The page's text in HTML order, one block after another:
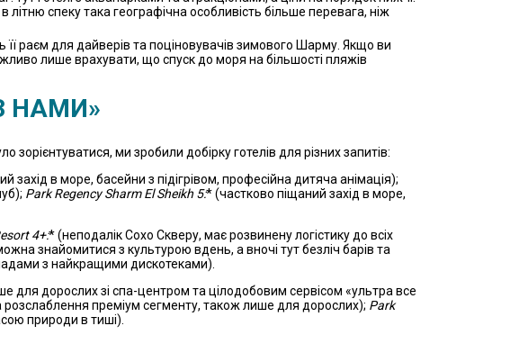
літню спеку така географічна особливість більше перевага, ніж
її раєм для дайверів та поціновувачів зимового Шарму. Якщо ви
лише врахувати, що спуск до моря на більшості пляжів
НАМИ»
ми зробили добірку готелів для різних запитів:
захід в море, басейни з підігрівом, професійна дитяча анімація);
Park Regency Sharm El Sheikh 5:* (частково піщаний захід в море,
4+:* (неподалік Сохо Скверу, має розвинену логістику до всіх
знайомитися з культурою вдень, а вночі тут безліч барів та
з найкращими дискотеками).
для дорослих зі спа-центром та цілодобовим сервісом «ультра все
преміум сегменту, також лише для дорослих); Park
природи в тиші).